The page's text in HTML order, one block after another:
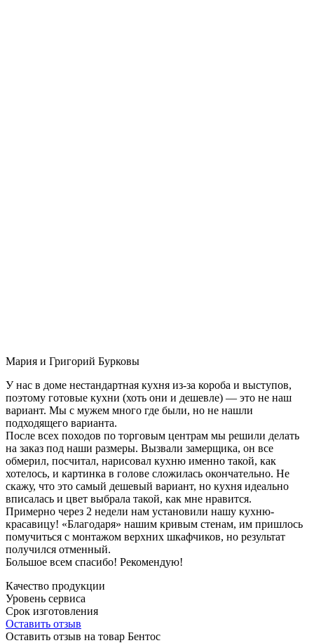
Мария и Григорий Бурковы
У нас в доме нестандартная кухня из-за короба и выступов,
поэтому готовые кухни (хоть они и дешевле) — это не наш
вариант. Мы с мужем много где были, но не нашли
подходящего варианта.
После всех походов по торговым центрам мы решили делать
на заказ под наши размеры. Вызвали замерщика, он все
обмерил, посчитал, нарисовал кухню именно такой, как
хотелось, и картинка в голове сложилась окончательно. Не
скажу, что это самый дешевый вариант, но кухня идеально
вписалась и цвет выбрала такой, как мне нравится.
Примерно через 2 недели нам установили нашу кухню-
красавицу! «Благодаря» нашим кривым стенам, им пришлось
помучиться с монтажом верхних шкафчиков, но результат
получился отменный.
Большое всем спасибо! Рекомендую!
Качество продукции
Уровень сервиса
Срок изготовления
Оставить отзыв
Оставить отзыв на товар Бентос